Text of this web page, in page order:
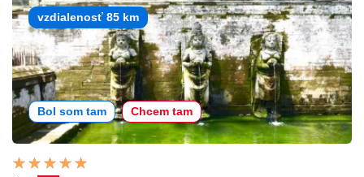
vzdialenosť 85 km
Bol som tam Chcem tam